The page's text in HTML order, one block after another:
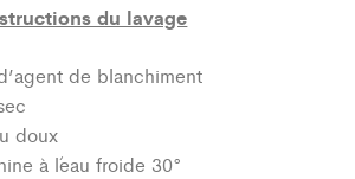
du lavage
de blanchiment
doux
à l´eau froide 30°